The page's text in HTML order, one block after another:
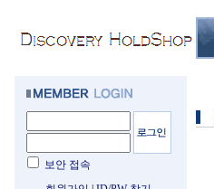
보안 접속